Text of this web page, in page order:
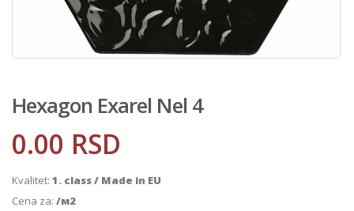
Hexagon Exarel Nel 4
0.00 RSD
Kvalitet: 1. class / Made in EU
Cena za: /м2